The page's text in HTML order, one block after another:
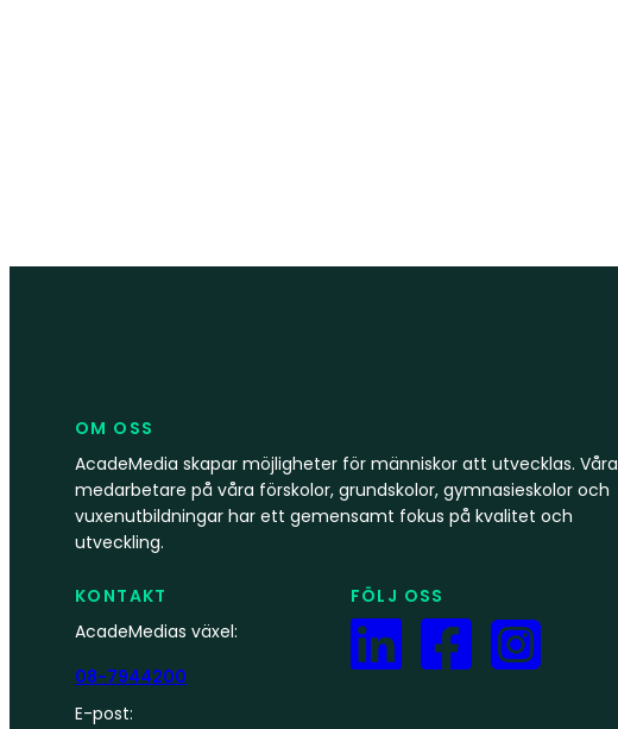
OM OSS
AcadeMedia skapar möjligheter för människor att utvecklas. Våra
medarbetare på våra förskolor, grundskolor, gymnasieskolor och
vuxenutbildningar har ett gemensamt fokus på kvalitet och
utveckling.
KONTAKT
AcadeMedias växel:
08-7944200
E-post:
FÖLJ OSS